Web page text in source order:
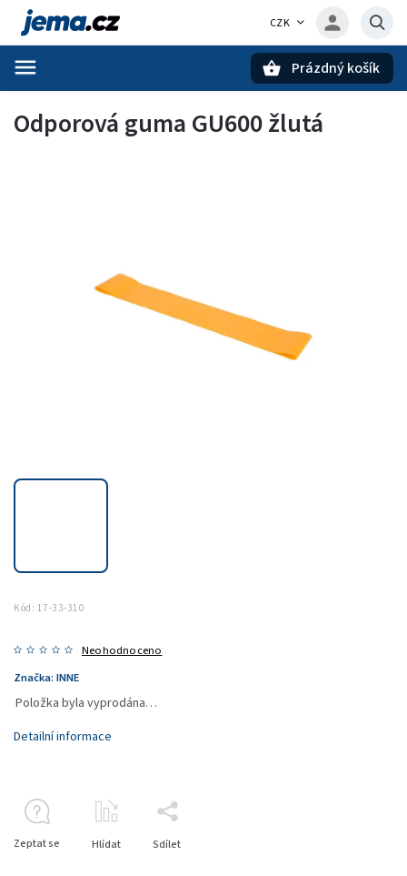
CZK
Prázdný košík
Odporová guma GU600 žlutá
Kód: 17-33-310
Neohodnoceno
Značka: INNE
Položka byla vyprodána…
Detailní informace
Zeptat se Hlídat Sdílet